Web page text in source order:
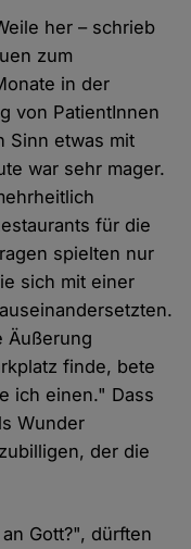
her – schrieb
zum
in der
von PatientInnen
Sinn etwas mit
war sehr mager.
für die
spielten nur
sich mit einer
Äußerung
finde, bete
ich einen." Dass
Wunder
der die
Gott?", dürften